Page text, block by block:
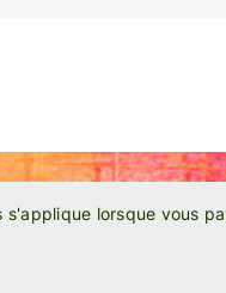
s'applique lorsque vous